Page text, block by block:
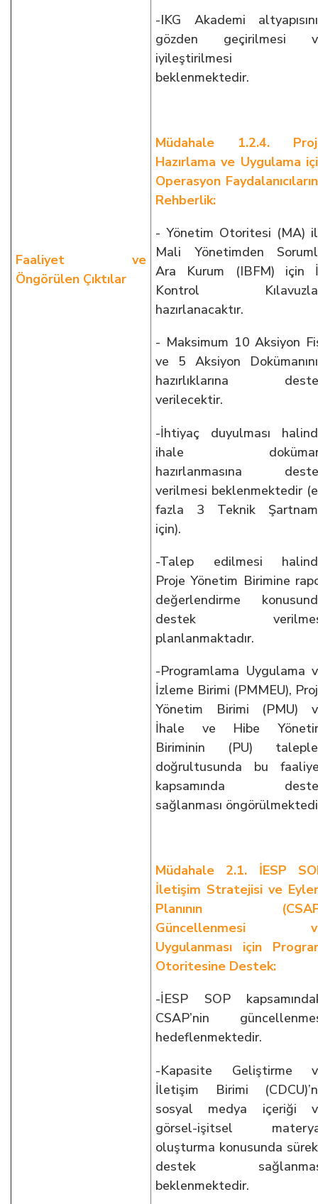
Faaliyet ve
Öngörülen Çıktılar
-IKG Akademi
gözden geçirilmesi
iyileştirilmesi
beklenmektedir.
Müdahale 1.2.4.
Hazırlama ve Uygulama
Operasyon
Rehberlik:
- Yönetim Otoritesi (MA)
Mali Yönetimden
Ara Kurum (IBFM) için
Kontrol
hazırlanacaktır.
- Maksimum 10 Aksiyon
ve 5 Aksiyon
hazırlıklarına
verilecektir.
-İhtiyaç duyulması
ihale
hazırlanmasına
verilmesi beklenmektedir
fazla 3 Teknik
için).
-Talep edilmesi
Proje Yönetim Birimine
değerlendirme
destek
planlanmaktadır.
-Programlama Uygulama
İzleme Birimi (PMMEU),
Yönetim Birimi (PMU)
İhale ve Hibe
Biriminin (PU)
doğrultusunda bu
kapsamında
sağlanması
Müdahale 2.1. İESP
İletişim Stratejisi ve
Planının
Güncellenmesi
Uygulanması için
Otoritesine Destek:
-İESP SOP
CSAP’nin
hedeflenmektedir.
-Kapasite Geliştirme
İletişim Birimi
sosyal medya içeriği
görsel-işitsel
oluşturma konusunda
destek
beklenmektedir.